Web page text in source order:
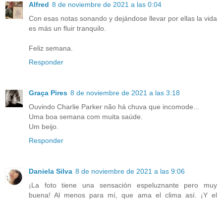
Alfred 8 de noviembre de 2021 a las 0:04
Con esas notas sonando y dejándose llevar por ellas la vida
es más un fluir tranquilo.
Feliz semana.
Responder
Graça Pires 8 de noviembre de 2021 a las 3:18
Ouvindo Charlie Parker não há chuva que incomode...
Uma boa semana com muita saúde.
Um beijo.
Responder
Daniela Silva 8 de noviembre de 2021 a las 9:06
¡La foto tiene una sensación espeluznante pero muy
buena! Al menos para mí, que ama el clima así. ¡Y el